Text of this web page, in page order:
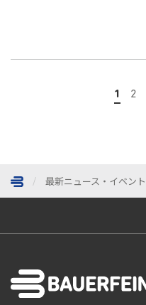
1 2
最新ニュース・イベン
ページトップへ